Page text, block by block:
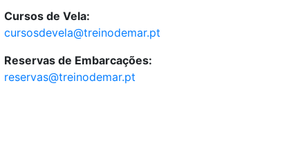
Cursos de Vela:
cursosdevela@treinodemar.pt
Reservas de Embarcações:
reservas@treinodemar.pt